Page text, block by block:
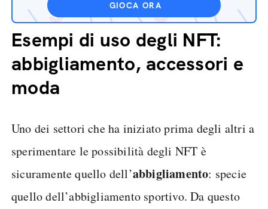
GIOCA ORA
Esempi di uso degli NFT:
abbigliamento, accessori e
moda
Uno dei settori che ha iniziato prima degli altri a
sperimentare le possibilità degli NFT è
sicuramente quello dell’abbigliamento: specie
quello dell’abbigliamento sportivo. Da questo